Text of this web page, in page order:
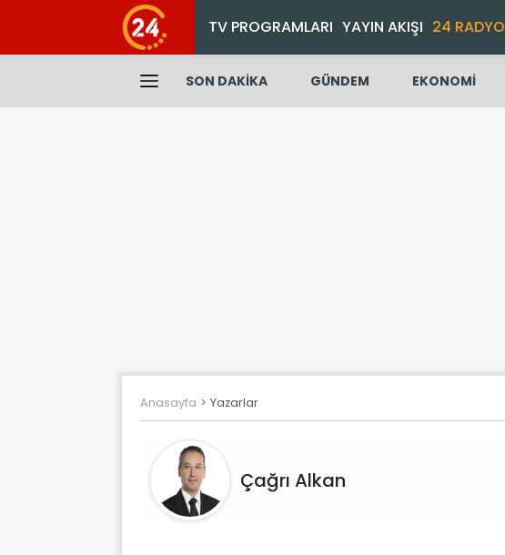
TV PROGRAMLARI YAYIN AKIŞI 24 RADYO
SON DAKİKA GÜNDEM EKONOMİ
Anasayfa Yazarlar
Çağrı Alkan